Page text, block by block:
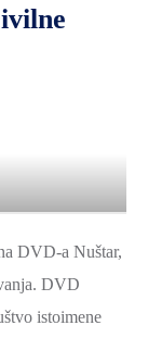
DVD-a Nuštar,
DVD
istoimene